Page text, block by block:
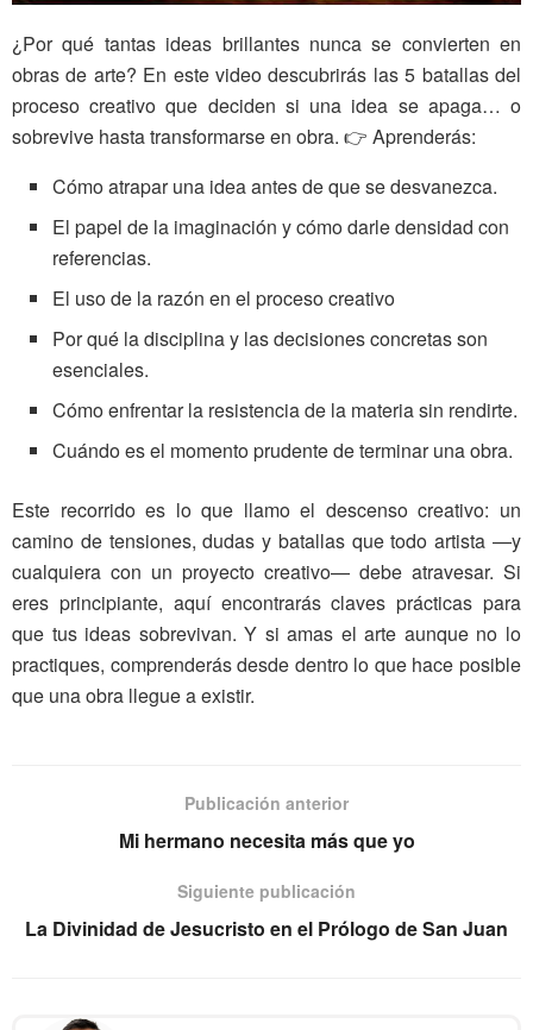
¿Por qué tantas ideas brillantes nunca se convierten en
obras de arte? En este video descubrirás las 5 batallas del
proceso creativo que deciden si una idea se apaga… o
sobrevive hasta transformarse en obra. 👉 Aprenderás:
Cómo atrapar una idea antes de que se desvanezca.
El papel de la imaginación y cómo darle densidad con
referencias.
El uso de la razón en el proceso creativo
Por qué la disciplina y las decisiones concretas son
esenciales.
Cómo enfrentar la resistencia de la materia sin rendirte.
Cuándo es el momento prudente de terminar una obra.
Este recorrido es lo que llamo el descenso creativo: un
camino de tensiones, dudas y batallas que todo artista —y
cualquiera con un proyecto creativo— debe atravesar. Si
eres principiante, aquí encontrarás claves prácticas para
que tus ideas sobrevivan. Y si amas el arte aunque no lo
practiques, comprenderás desde dentro lo que hace posible
que una obra llegue a existir.
Publicación anterior
Mi hermano necesita más que yo
Siguiente publicación
La Divinidad de Jesucristo en el Prólogo de San Juan